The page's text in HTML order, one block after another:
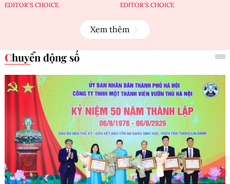
Nhân dịp kỷ niệm 30 năm có mặt tại Việt Nam, Ford Việt
Nam đã chính thức ra mắt mẫu SUV điện Ford Mustang
Mach-E với mức giá gần 2,6 tỷ đồng.
TRULIVA UR61096H: Máy
lọc nước RO âm tủ bếp của
năm
EDITOR'S CHOICE
OPPO Find X9 Series:
smartphone cao cấp của
năm
EDITOR'S CHOICE
Xem thêm